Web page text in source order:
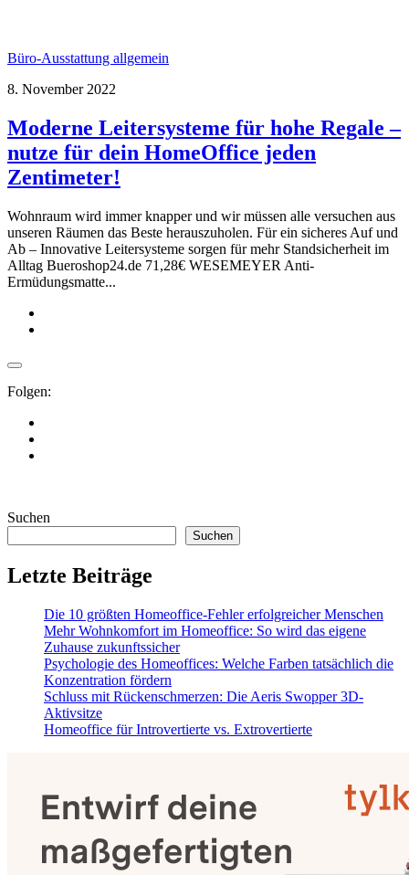
Büro-Ausstattung allgemein
8. November 2022
Moderne Leitersysteme für hohe Regale –
nutze für dein HomeOffice jeden
Zentimeter!
Wohnraum wird immer knapper und wir müssen alle versuchen aus
unseren Räumen das Beste herauszuholen. Für ein sicheres Auf und
Ab – Innovative Leitersysteme sorgen für mehr Standsicherheit im
Alltag Bueroshop24.de 71,28€ WESEMEYER Anti-
Ermüdungsmatte...
Folgen:
Suchen
Suchen
Letzte Beiträge
Die 10 größten Homeoffice-Fehler erfolgreicher Menschen
Mehr Wohnkomfort im Homeoffice: So wird das eigene
Zuhause zukunftssicher
Psychologie des Homeoffices: Welche Farben tatsächlich die
Konzentration fördern
Schluss mit Rückenschmerzen: Die Aeris Swopper 3D-
Aktivsitze
Homeoffice für Introvertierte vs. Extrovertierte